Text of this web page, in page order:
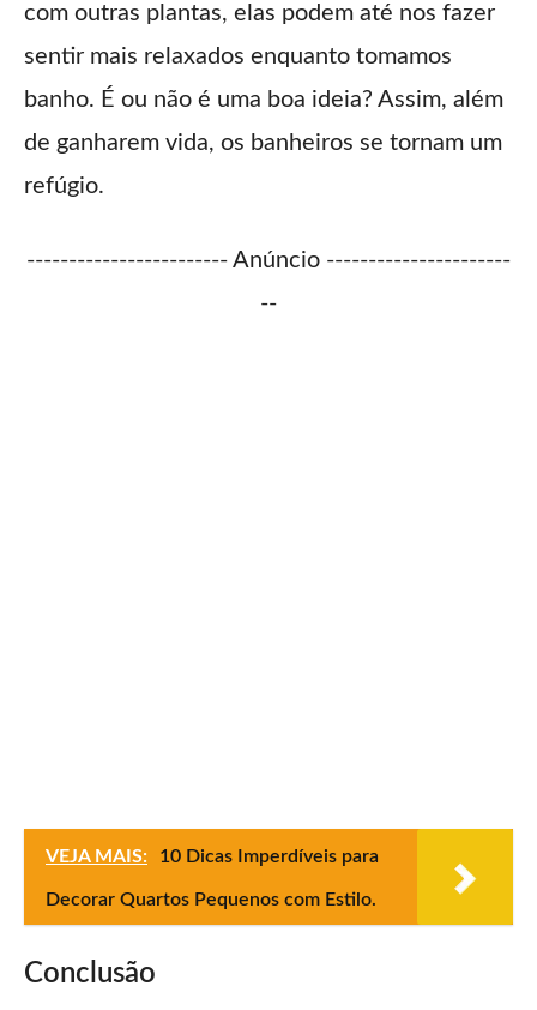
com outras plantas, elas podem até nos fazer
sentir mais relaxados enquanto tomamos
banho. É ou não é uma boa ideia? Assim, além
de ganharem vida, os banheiros se tornam um
refúgio.
------------------------ Anúncio ----------------------
--
VEJA MAIS: 10 Dicas Imperdíveis para
Decorar Quartos Pequenos com Estilo.
Conclusão